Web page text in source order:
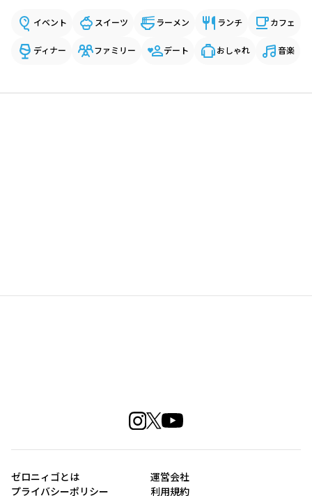
イベント スイーツ ラーメン ランチ カフェ
ディナー ファミリー デート おしゃれ 音楽
ゼロニィゴとは
運営会社
プライバシーポリシー
利用規約